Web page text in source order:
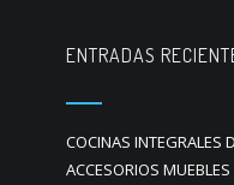
ENTRADAS
COCINAS INTEGRALES
ACCESORIOS